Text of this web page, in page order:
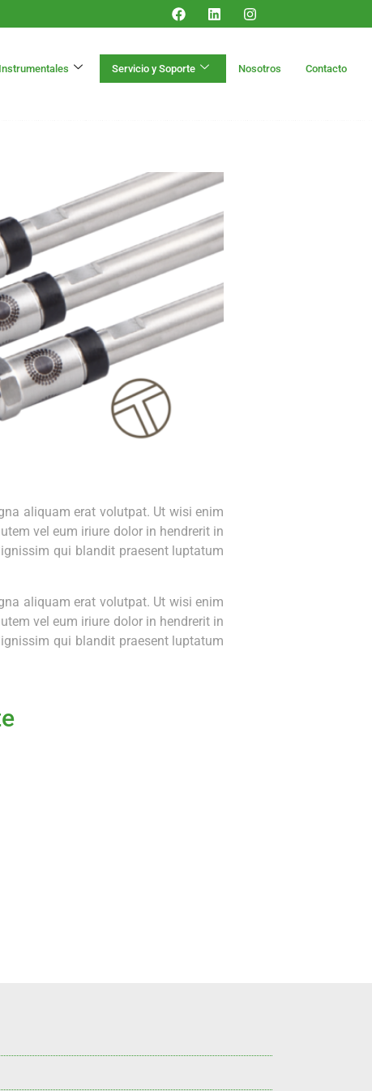
Servicio y Soporte Nosotros Contacto
aliquam erat volutpat. Ut wisi enim
vel eum iriure dolor in hendrerit in
qui blandit praesent luptatum
aliquam erat volutpat. Ut wisi enim
vel eum iriure dolor in hendrerit in
qui blandit praesent luptatum